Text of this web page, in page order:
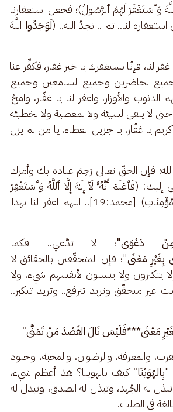
وَٱسۡتَغۡفَرَ لَهُمُ ٱلرَّسُولُ)؛ فجعل استغفارنا
استغفاره لنا.. ثم .. نجدُ الله.. (لَوَجَدُوا اللَّهَ
لنا، فإنّا نستغفرك يا خير غفار، فكفِّر عنا
جميع الحاضرين وجميع السامعين وجميع
الذنوب والأوزار، واغفر لنا يا غفّار، وامحُ
لا يبقى لسيئة ولا لمعصية ولا لخطيئة
كريم يا غفّار، يا جزيل العطاء، يا من لم يزل
فإن الحقّ تعالى رَحِمَ عباده بك وأمرك
إليك: (فَٱعۡلَمۡ أَنَّهُۥ لَاۤ إِلَـٰهَ إِلَّا ٱللَّهُ وَٱسۡتَغۡفِرۡ
لِذَنۢبِكَ وَلِلْمُؤْمِنِينَ وَالْمُؤْمِنَاتِ) [محمد:19].. اللهم اغفر لنا بهذا
دَعْوَى"؛ لا تدَّعي..
مَعْنَى"؛ فإن المتحقّقين بالحقائق لا
يتكبرون ولا ينسبون لأنفسهم شيء، ولا
غير متحقّق وتريد تترفع.. وتريد تتكبر..
مَعْنَى***فَلَيْسَ نَالَ القَصْدَ مَنْ تَمَنَّى"
والمعرفة، والرضوان، والمحبة، وخلود
"بِالهُوَيْنَا" كيف بالهوينا؟ هذا أعظم شيء،
له الجُهد، وتبذل له الصدق، وتبذل له
في الطلب.